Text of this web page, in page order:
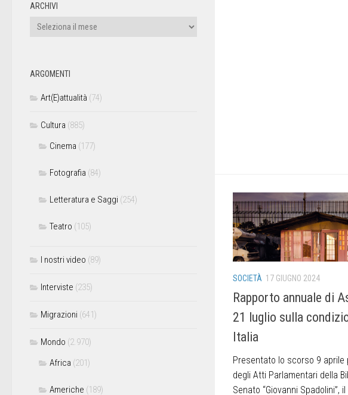
SOCIETÀ 17 GIUGNO 2024
Rapporto annuale di
21 luglio sulla
Italia
Presentato lo scorso 9 aprile
degli Atti Parlamentari della
Senato “Giovanni Spadolini”,
ARCHIVI
ARGOMENTI
Art(E)attualità (74)
Cultura (885)
Cinema (177)
Fotografia (84)
Letteratura e Saggi (254)
Teatro (105)
I nostri video (89)
Interviste (235)
Migrazioni (641)
Mondo (2.970)
Africa (201)
Americhe (189)